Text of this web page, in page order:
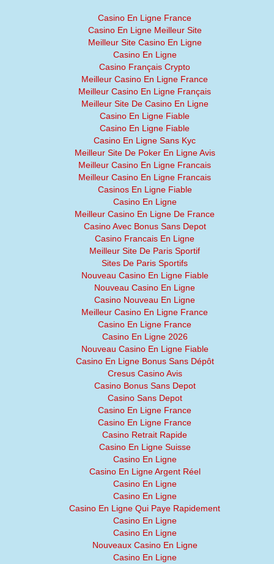
Casino En Ligne France
Casino En Ligne Meilleur Site
Meilleur Site Casino En Ligne
Casino En Ligne
Casino Français Crypto
Meilleur Casino En Ligne France
Meilleur Casino En Ligne Français
Meilleur Site De Casino En Ligne
Casino En Ligne Fiable
Casino En Ligne Fiable
Casino En Ligne Sans Kyc
Meilleur Site De Poker En Ligne Avis
Meilleur Casino En Ligne Francais
Meilleur Casino En Ligne Francais
Casinos En Ligne Fiable
Casino En Ligne
Meilleur Casino En Ligne De France
Casino Avec Bonus Sans Depot
Casino Francais En Ligne
Meilleur Site De Paris Sportif
Sites De Paris Sportifs
Nouveau Casino En Ligne Fiable
Nouveau Casino En Ligne
Casino Nouveau En Ligne
Meilleur Casino En Ligne France
Casino En Ligne France
Casino En Ligne 2026
Nouveau Casino En Ligne Fiable
Casino En Ligne Bonus Sans Dépôt
Cresus Casino Avis
Casino Bonus Sans Depot
Casino Sans Depot
Casino En Ligne France
Casino En Ligne France
Casino Retrait Rapide
Casino En Ligne Suisse
Casino En Ligne
Casino En Ligne Argent Réel
Casino En Ligne
Casino En Ligne
Casino En Ligne Qui Paye Rapidement
Casino En Ligne
Casino En Ligne
Nouveaux Casino En Ligne
Casino En Ligne